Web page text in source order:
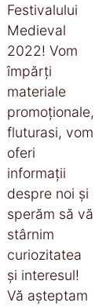
Festivalului
Medieval
2022! Vom
împărţi
materiale
promoţionale,
fluturasi, vom
oferi
informaţii
despre noi şi
sperăm să vă
stârnim
curiozitatea
şi interesul!
Vă aşteptam